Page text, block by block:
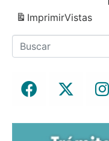
ImprimirVistas